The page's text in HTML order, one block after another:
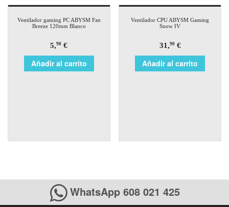
Ventilador gaming PC ABYSM Fan
Breeze 120mm Blanco
5,90 €
Añadir al carrito
Ventilador CPU ABYSM Gaming
Snow IV
31,90€
Añadir al carrito
WhatsApp 608 021 425